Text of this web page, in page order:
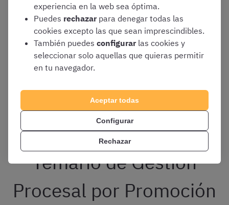
Como es habitual, todos los detalles del temario de
Gestión Procesal por promoción interna se regulan en las
bases de la convocatoria.
Actualmente, las más recientes son las publicadas en el
BOE de fecha 2 de enero de 2026
Recordad que también se convocaron plazas para
Gestión Procesal por Turno Libre.
Temario de Gestión
Procesal por Promoción
experiencia en la web sea óptima.
Puedes rechazar para denegar todas las
cookies excepto las que sean imprescindibles.
También puedes configurar las cookies y
seleccionar solo aquellas que quieras permitir
en tu navegador.
Aceptar todas
Configurar
Rechazar